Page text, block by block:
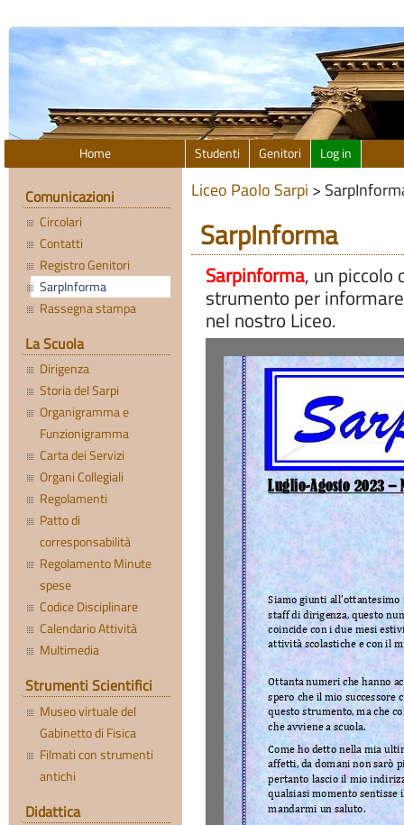
Home Studenti Genitori Log in
Comunicazioni
Circolari
Contatti
Registro Genitori
SarpInforma
Rassegna stampa
La Scuola
Dirigenza
Storia del Sarpi
Organigramma e
Funzionigramma
Carta dei Servizi
Organi Collegiali
Regolamenti
Patto di
corresponsabilità
Regolamento Minute
spese
Codice Disciplinare
Calendario Attività
Multimedia
Strumenti Scientifici
Museo virtuale del
Gabinetto di Fisica
Filmati con strumenti
antichi
Didattica
Liceo Paolo Sarpi >
SarpInforma
Sarpinforma, un piccolo
strumento per
nel nostro Liceo.